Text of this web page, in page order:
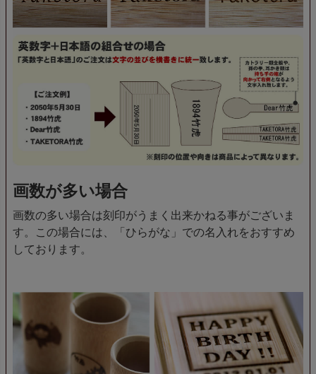
画数が多い場合
画数の多い場合は刻印がうまく出来かねる事がございま
す。この場合には、「ひらがな」での名入れをおすすめ
しております。